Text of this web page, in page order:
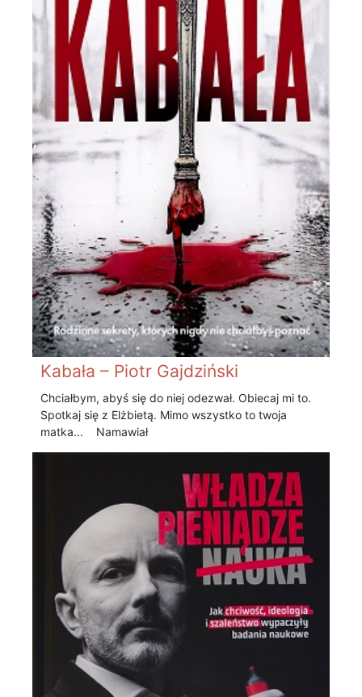
Kabała – Piotr Gajdziński
Chciałbym, abyś się do niej odezwał. Obiecaj mi to.
Spotkaj się z Elżbietą. Mimo wszystko to twoja
matka... Namawiał